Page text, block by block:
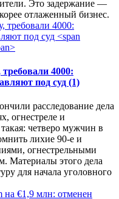
Это задержание —
отлаженный бизнес.
4000:
под суд (1)
расследование дела
огнестреле и
четверо мужчин в
лихие 90-е и
огнестрельными
Материалы этого дела
для начала уголовного